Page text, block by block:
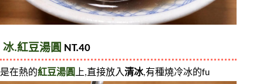
冰.紅豆湯圓 NT.40
是在熱的紅豆湯圓上,直接放入清冰,有種燒冷冰的fu